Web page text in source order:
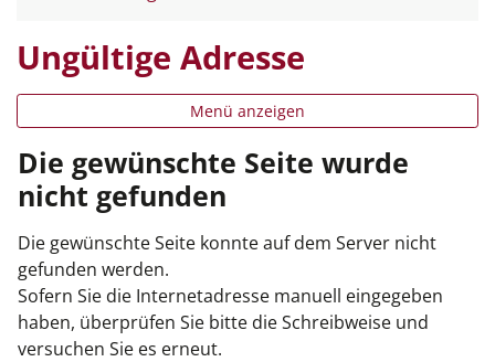
Ungültige Adresse
Menü anzeigen
Die gewünschte Seite wurde
nicht gefunden
Die gewünschte Seite konnte auf dem Server nicht
gefunden werden.
Sofern Sie die Internetadresse manuell eingegeben
haben, überprüfen Sie bitte die Schreibweise und
versuchen Sie es erneut.